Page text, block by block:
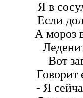
Я в
Если
А мороз
Вот
Говорит
- Я